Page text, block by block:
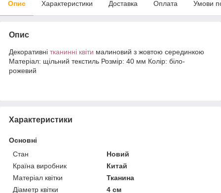
Опис Характеристики Доставка Оплата Умови
Опис
Декоративні тканинні квіти малиновий з жовтою серединкою
Матеріал: щільний текстиль Розмір: 40 мм Колір: біло-
рожевий
Характеристики
Основні
Стан
Новий
Країна виробник
Китай
Матеріал квітки
Тканина
Діаметр квітки
4 см